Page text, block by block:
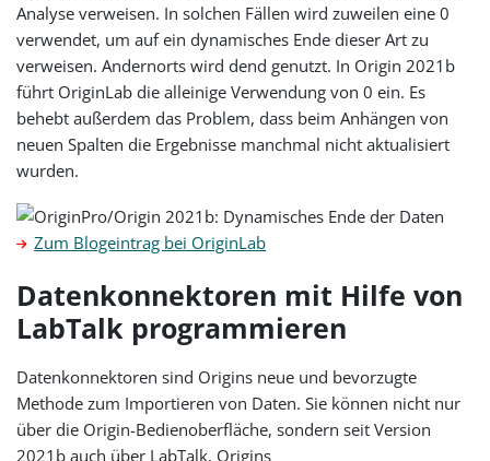
Analyse verweisen. In solchen Fällen wird zuweilen eine 0
verwendet, um auf ein dynamisches Ende dieser Art zu
verweisen. Andernorts wird dend genutzt. In Origin 2021b
führt OriginLab die alleinige Verwendung von 0 ein. Es
behebt außerdem das Problem, dass beim Anhängen von
neuen Spalten die Ergebnisse manchmal nicht aktualisiert
wurden.
Zum Blogeintrag bei OriginLab
Datenkonnektoren mit Hilfe von
LabTalk programmieren
Datenkonnektoren sind Origins neue und bevorzugte
Methode zum Importieren von Daten. Sie können nicht nur
über die Origin-Bedienoberfläche, sondern seit Version
2021b auch über LabTalk, Origins